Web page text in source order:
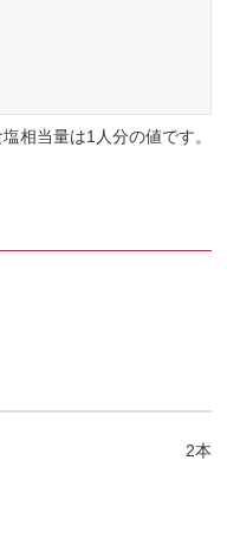
相当量は1人分の値です。
2本